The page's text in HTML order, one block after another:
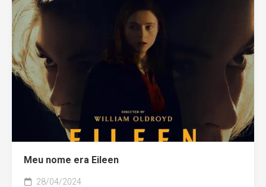
Meu nome era Eileen
28/04/2024